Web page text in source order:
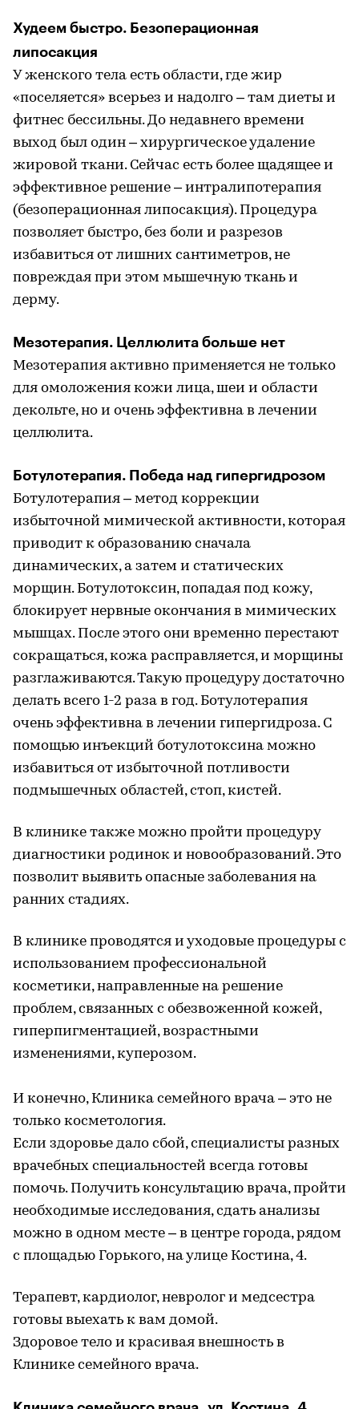
Худеем быстро. Безоперационная
липосакция
У женского тела есть области, где жир
«поселяется» всерьез и надолго – там диеты и
фитнес бессильны. До недавнего времени
выход был один – хирургическое удаление
жировой ткани. Сейчас есть более щадящее и
эффективное решение – интралипотерапия
(безоперационная липосакция). Процедура
позволяет быстро, без боли и разрезов
избавиться от лишних сантиметров, не
повреждая при этом мышечную ткань и
дерму.
Мезотерапия. Целлюлита больше нет
Мезотерапия активно применяется не только
для омоложения кожи лица, шеи и области
декольте, но и очень эффективна в лечении
целлюлита.
Ботулотерапия. Победа над гипергидрозом
Ботулотерапия – метод коррекции
избыточной мимической активности, которая
приводит к образованию сначала
динамических, а затем и статических
морщин. Ботулотоксин, попадая под кожу,
блокирует нервные окончания в мимических
мышцах. После этого они временно перестают
сокращаться, кожа расправляется, и морщины
разглаживаются. Такую процедуру достаточно
делать всего 1-2 раза в год. Ботулотерапия
очень эффективна в лечении гипергидроза. С
помощью инъекций ботулотоксина можно
избавиться от избыточной потливости
подмышечных областей, стоп, кистей.
В клинике также можно пройти процедуру
диагностики родинок и новообразований. Это
позволит выявить опасные заболевания на
ранних стадиях.
В клинике проводятся и уходовые процедуры с
использованием профессиональной
косметики, направленные на решение
проблем, связанных с обезвоженной кожей,
гиперпигментацией, возрастными
изменениями, куперозом.
И конечно, Клиника семейного врача – это не
только косметология.
Если здоровье дало сбой, специалисты разных
врачебных специальностей всегда готовы
помочь. Получить консультацию врача, пройти
необходимые исследования, сдать анализы
можно в одном месте – в центре города, рядом
с площадью Горького, на улице Костина, 4.
Терапевт, кардиолог, невролог и медсестра
готовы выехать к вам домой.
Здоровое тело и красивая внешность в
Клинике семейного врача.